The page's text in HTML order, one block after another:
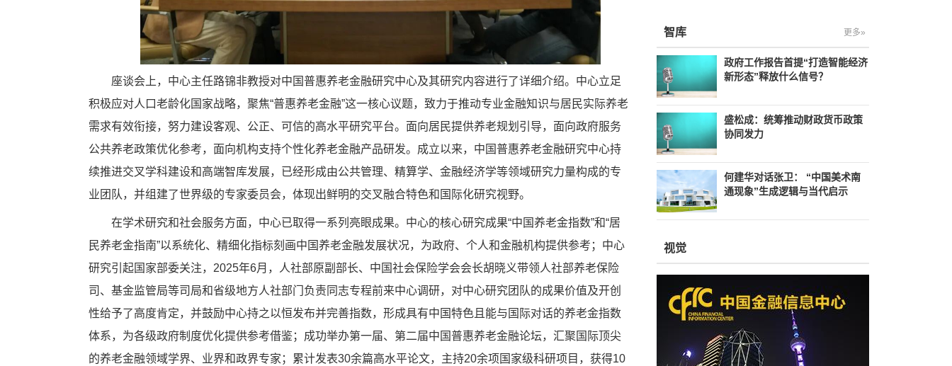
座谈会上，中心主任路锦非教授对中国普惠养老金融研究中心及其研究内容进行了详细介绍。中心立足
积极应对人口老龄化国家战略，聚焦“普惠养老金融”这一核心议题，致力于推动专业金融知识与居民实际养老
需求有效衔接，努力建设客观、公正、可信的高水平研究平台。面向居民提供养老规划引导，面向政府服务
公共养老政策优化参考，面向机构支持个性化养老金融产品研发。成立以来，中国普惠养老金融研究中心持
续推进交叉学科建设和高端智库发展，已经形成由公共管理、精算学、金融经济学等领域研究力量构成的专
业团队，并组建了世界级的专家委员会，体现出鲜明的交叉融合特色和国际化研究视野。
在学术研究和社会服务方面，中心已取得一系列亮眼成果。中心的核心研究成果“中国养老金指数”和“居
民养老金指南”以系统化、精细化指标刻画中国养老金融发展状况，为政府、个人和金融机构提供参考；中心
研究引起国家部委关注，2025年6月，人社部原副部长、中国社会保险学会会长胡晓义带领人社部养老保险
司、基金监管局等司局和省级地方人社部门负责同志专程前来中心调研，对中心研究团队的成果价值及开创
性给予了高度肯定，并鼓励中心持之以恒发布并完善指数，形成具有中国特色且能与国际对话的养老金指数
体系，为各级政府制度优化提供参考借鉴；成功举办第一届、第二届中国普惠养老金融论坛，汇聚国际顶尖
的养老金融领域学界、业界和政界专家；累计发表30余篇高水平论文，主持20余项国家级科研项目，获得10
智库 更多»
政府工作报告首提“打造智能经济
新形态”释放什么信号？
盛松成：统筹推动财政货币政策
协同发力
何建华对话张卫： “中国美术南
通现象”生成逻辑与当代启示
视觉